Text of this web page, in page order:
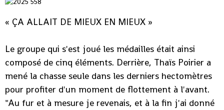
« ÇA ALLAIT DE MIEUX EN MIEUX »
Le groupe qui s'est joué les médailles était ainsi
composé de cinq éléments. Derrière, Thaïs Poirier a
mené la chasse seule dans les derniers hectomètres
pour profiter d'un moment de flottement à l'avant.
"Au fur et à mesure je revenais, et à la fin j'ai donné